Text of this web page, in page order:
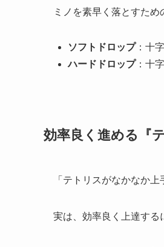
ミノを素早く落とすため
ソフトドロップ：十
ハードドロップ：十
効率良く進める『
「テトリスがなかなか
実は、効率良く上達する